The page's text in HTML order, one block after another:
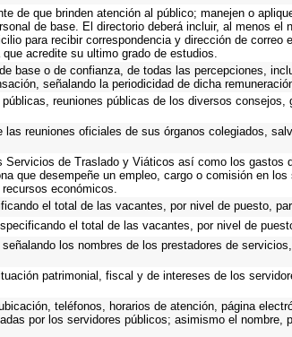
de que brinden atención al público; manejen o
de base. El directorio deberá incluir, al menos
para recibir correspondencia y dirección de
acredite su ultimo grado de estudios.
base o de confianza, de todas las percepciones,
señalando la periodicidad de dicha
reuniones públicas de los diversos
reuniones oficiales de sus órganos colegiados,
de Traslado y Viáticos así como los gastos
que desempeñe un empleo, cargo o comisión en
económicos.
el total de las vacantes, por nivel de puesto,
el total de las vacantes, por nivel de
los nombres de los prestadores de
patrimonial, fiscal y de intereses de los
teléfonos, horarios de atención, página
por los servidores públicos; asimismo el